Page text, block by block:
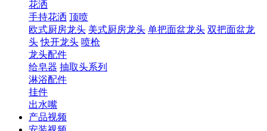
花洒
手持花洒 顶喷
欧式厨房龙头 美式厨房龙头 单把面盆龙头 双把面盆龙
头 快开龙头 喷枪
龙头配件
给皂器 抽取头系列
淋浴配件
挂件
出水嘴
产品视频